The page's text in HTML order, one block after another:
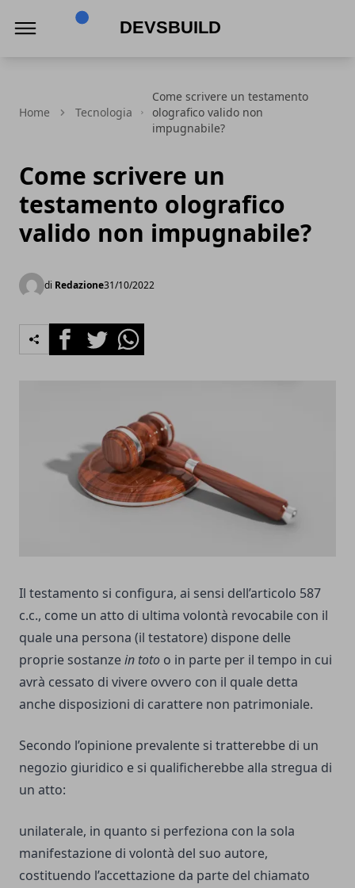
Home Tecnologia
Come scrivere un testamento
olografico valido non
impugnabile?
Come scrivere un
testamento olografico
valido non impugnabile?
di Redazione31/10/2022
FacebookTwitterWhatsapp
Il testamento si configura, ai sensi dell’articolo 587
c.c., come un atto di ultima volontà revocabile con il
quale una persona (il testatore) dispone delle
proprie sostanzein toto o in parte per il tempo in cui
avrà cessato di vivere ovvero con il quale detta
anche disposizioni di carattere non patrimoniale.
Secondo l’opinione prevalente si tratterebbe di un
negozio giuridico e si qualificherebbe alla stregua di
un atto:
unilaterale, in quanto si perfeziona con la sola
manifestazione di volontà del suo autore,
costituendo l’accettazione da parte del chiamato